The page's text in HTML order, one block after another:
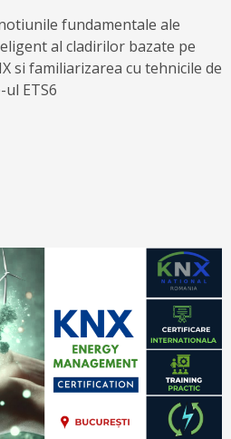
fundamentale ale
al cladirilor bazate pe
si familiarizarea cu tehnicile de
ETS6